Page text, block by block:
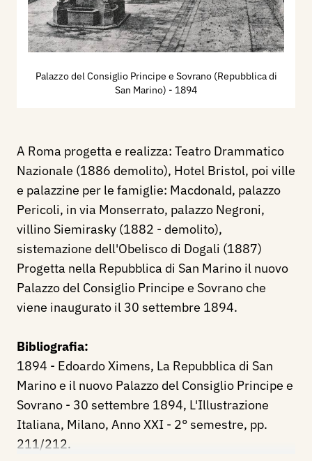
Palazzo del Consiglio Principe e Sovrano (Repubblica di
San Marino) - 1894
A Roma progetta e realizza: Teatro Drammatico
Nazionale (1886 demolito), Hotel Bristol, poi ville
e palazzine per le famiglie: Macdonald, palazzo
Pericoli, in via Monserrato, palazzo Negroni,
villino Siemirasky (1882 - demolito),
sistemazione dell'Obelisco di Dogali (1887)
Progetta nella Repubblica di San Marino il nuovo
Palazzo del Consiglio Principe e Sovrano che
viene inaugurato il 30 settembre 1894.
Bibliografia:
1894 - Edoardo Ximens, La Repubblica di San
Marino e il nuovo Palazzo del Consiglio Principe e
Sovrano - 30 settembre 1894, L'Illustrazione
Italiana, Milano, Anno XXI - 2° semestre, pp.
211/212.